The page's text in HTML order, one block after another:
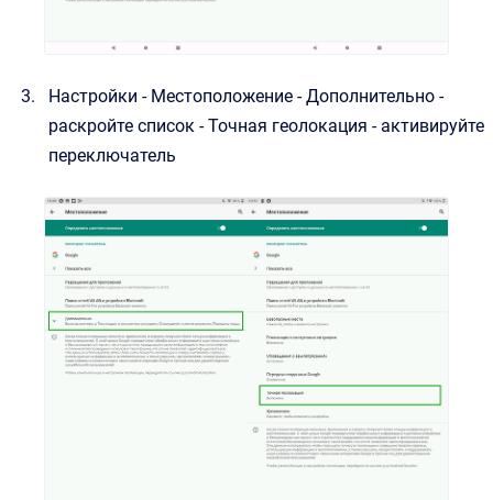
Настройки - Местоположение - Дополнительно -
раскройте список - Точная геолокация - активируйте
переключатель